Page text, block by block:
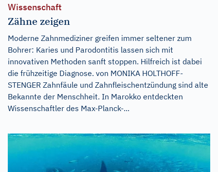
Wissenschaft
Zähne zeigen
Moderne Zahnmediziner greifen immer seltener zum
Bohrer: Karies und Parodontitis lassen sich mit
innovativen Methoden sanft stoppen. Hilfreich ist dabei
die frühzeitige Diagnose. von MONIKA HOLTHOFF-
STENGER Zahnfäule und Zahnfleischentzündung sind alte
Bekannte der Menschheit. In Marokko entdeckten
Wissenschaftler des Max-Planck-...